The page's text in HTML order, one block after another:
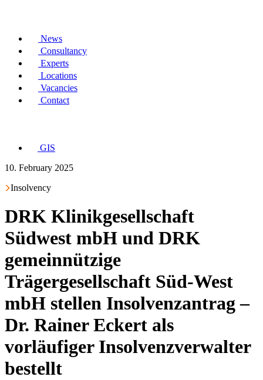
News
Consultancy
Experts
Locations
Vacancies
Contact
GIS
10. February 2025
Insolvency
DRK Klinikgesellschaft
Südwest mbH und DRK
gemeinnützige
Trägergesellschaft Süd-West
mbH stellen Insolvenzantrag –
Dr. Rainer Eckert als
vorläufiger Insolvenzverwalter
bestellt